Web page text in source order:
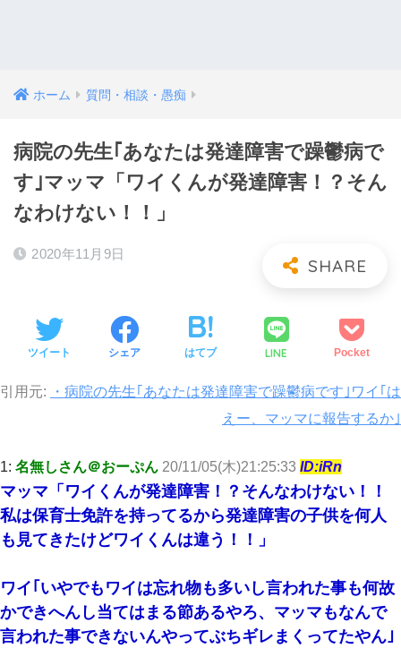
ホーム 質問・相談・愚痴
病院の先生｢あなたは発達障害で躁鬱病で
す｣マッマ「ワイくんが発達障害！？そん
なわけない！！」
2020年11月9日
ツイート シェア はてブ LINE Pocket
引用元:
・病院の先生｢あなたは発達障害で躁鬱病です｣ワイ｢は
えー、マッマに報告するか｣
1: 名無しさん＠おーぷん 20/11/05(木)21:25:33 ID:iRn
マッマ「ワイくんが発達障害！？そんなわけない！！
私は保育士免許を持ってるから発達障害の子供を何人
も見てきたけどワイくんは違う！！」
ワイ｢いやでもワイは忘れ物も多いし言われた事も何故
かできへんし当てはまる節あるやろ、マッマもなんで
言われた事できないんやってぶちギレまくってたやん｣